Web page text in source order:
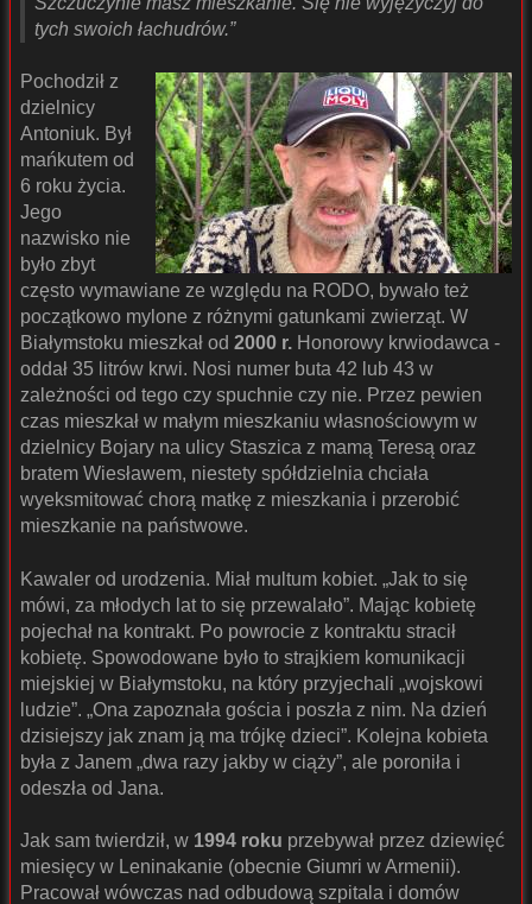
tych swoich łachudrów.”
Pochodził z
dzielnicy
Antoniuk. Był
mańkutem od
6 roku życia.
Jego
nazwisko nie
było zbyt
często wymawiane ze względu na RODO, bywało też
początkowo mylone z różnymi gatunkami zwierząt. W
Białymstoku mieszkał od 2000 r. Honorowy krwiodawca -
oddał 35 litrów krwi. Nosi numer buta 42 lub 43 w
zależności od tego czy spuchnie czy nie. Przez pewien
czas mieszkał w małym mieszkaniu własnościowym w
dzielnicy Bojary na ulicy Staszica z mamą Teresą oraz
bratem Wiesławem, niestety spółdzielnia chciała
wyeksmitować chorą matkę z mieszkania i przerobić
mieszkanie na państwowe.
Kawaler od urodzenia. Miał multum kobiet. „Jak to się
mówi, za młodych lat to się przewalało”. Mając kobietę
pojechał na kontrakt. Po powrocie z kontraktu stracił
kobietę. Spowodowane było to strajkiem komunikacji
miejskiej w Białymstoku, na który przyjechali „wojskowi
ludzie”. „Ona zapoznała gościa i poszła z nim. Na dzień
dzisiejszy jak znam ją ma trójkę dzieci”. Kolejna kobieta
była z Janem „dwa razy jakby w ciąży”, ale poroniła i
odeszła od Jana.
Jak sam twierdził, w 1994 roku przebywał przez dziewięć
miesięcy w Leninakanie (obecnie Giumri w Armenii).
Pracował wówczas nad odbudową szpitala i domów